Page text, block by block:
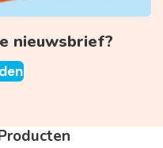
nieuwsbrief?